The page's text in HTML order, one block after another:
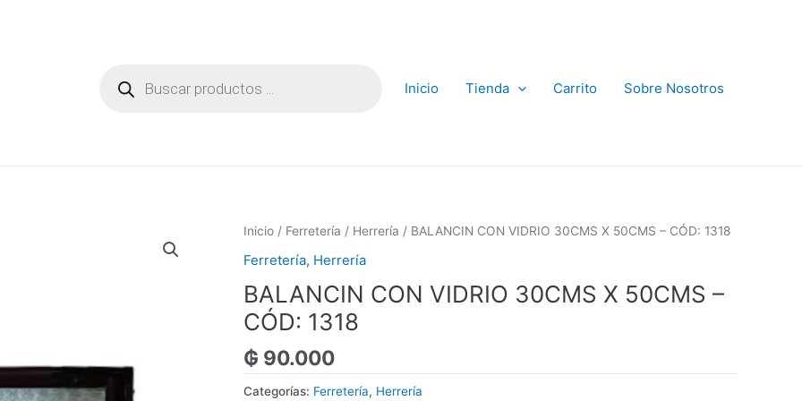
productos Inicio Tienda Carrito Sobre Nosotros
Inicio / Ferretería / Herrería / BALANCIN CON VIDRIO 30CMS X 50CMS – CÓD: 1318
Ferretería, Herrería
BALANCIN CON VIDRIO 30CMS X 50CMS –
CÓD: 1318
₲ 90.000
Categorías: Ferretería, Herrería